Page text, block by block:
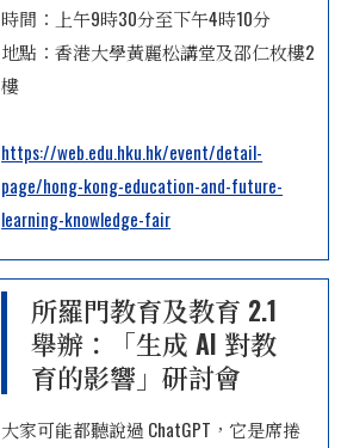
時間：上午9時30分至下午4時10分
地點：香港大學黃麗松講堂及邵仁枚樓2
樓
https://web.edu.hku.hk/event/detail-
page/hong-kong-education-and-future-
learning-knowledge-fair
所羅門教育及教育 2.1
舉辦：「生成 AI 對教
育的影響」研討會
大家可能都聽說過 ChatGPT，它是席捲